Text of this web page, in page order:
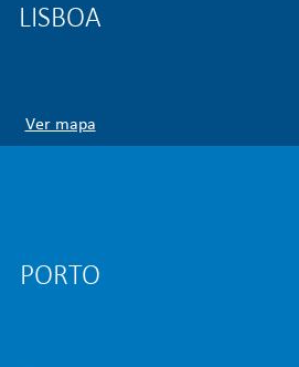
LISBOA
Ver mapa
PORTO